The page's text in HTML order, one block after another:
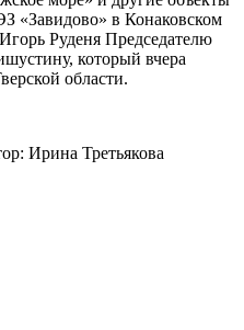
«Завидово» в Конаковском
Руденя Председателю
который вчера
области.
Ирина Третьякова